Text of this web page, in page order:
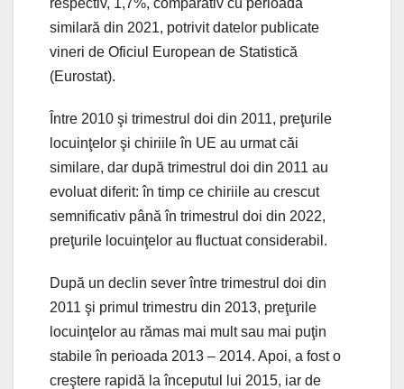
similară din 2021, potrivit datelor publicate
vineri de Oficiul European de Statistică
(Eurostat).
Între 2010 şi trimestrul doi din 2011, preţurile
locuinţelor şi chiriile în UE au urmat căi
similare, dar după trimestrul doi din 2011 au
evoluat diferit: în timp ce chiriile au crescut
semnificativ până în trimestrul doi din 2022,
preţurile locuinţelor au fluctuat considerabil.
După un declin sever între trimestrul doi din
2011 şi primul trimestru din 2013, preţurile
locuinţelor au rămas mai mult sau mai puţin
stabile în perioada 2013 – 2014. Apoi, a fost o
creştere rapidă la începutul lui 2015, iar de